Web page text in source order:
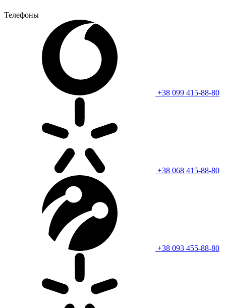
Телефоны
+38 099 415-88-80
+38 068 415-88-80
+38 093 455-88-80